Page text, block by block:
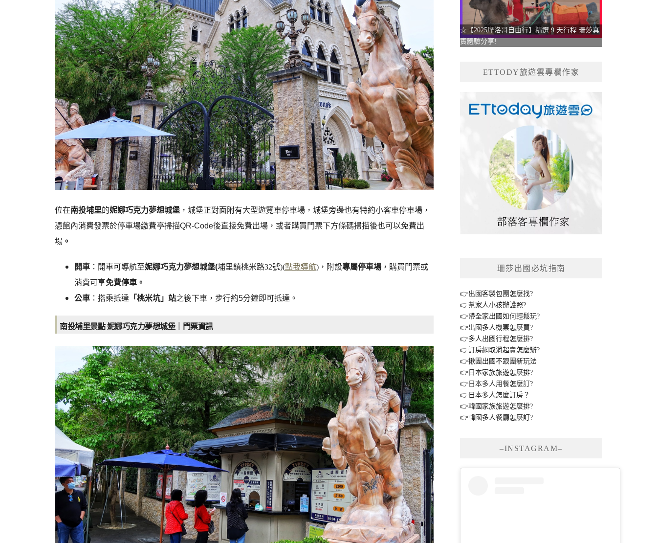
位在南投埔里的妮娜巧克力夢想城堡 ，城堡正對面附有大型遊覽車停車場，城堡旁邊也有特約小客車停車場，
憑館內消費發票於停車場繳費亭掃描QR-Code後直接免費出場，或者購買門票下方條碼掃描後也可以免費出
場 。
開車 ：開車可導航至妮娜巧克力夢想城堡(埔里鎮桃米路32號)(點我導航)， 附設專屬停車場 ，購買門票或
消費可享免費停車。
公車 ：搭乘抵達 「桃米坑」站之後下車，步行約5分鐘即可抵達。
南投埔里景點 妮娜巧克力夢想城堡｜門票資訊
☆【2025摩洛哥自由行】精選 9 天行程 珊莎真
實體驗分享!
ETTODY旅遊雲專欄作家
珊莎出國必坑指南
👉出國客製包團怎麼找?
👉幫家人小孩辦護照?
👉帶全家出國如何輕鬆玩?
👉出國多人機票怎麼買?
👉多人出國行程怎麼排?
👉訂房網取消超賣怎麼辦?
👉揪團出國不跟團新玩法
👉日本家族旅遊怎麼排?
👉日本多人用餐怎麼訂?
👉日本多人怎麼訂房？
👉韓國家族旅遊怎麼排?
👉韓國多人餐廳怎麼訂?
–INSTAGRAM–